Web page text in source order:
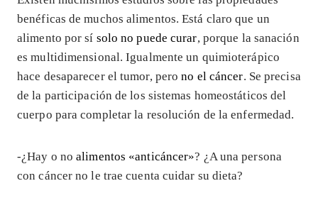
benéficas de muchos alimentos. Está claro que un
alimento por sí solo no puede curar, porque la sanación
es multidimensional. Igualmente un quimioterápico
hace desaparecer el tumor, perono el cáncer. Se precisa
de la participación de los sistemas homeostáticos del
cuerpo para completar la resolución de la enfermedad.
-¿Hay o noalimentos «anticáncer»? ¿A una persona
con cáncer no le trae cuenta cuidar su dieta?